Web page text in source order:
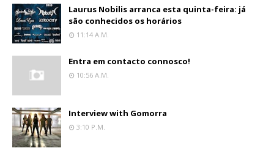
Laurus Nobilis arranca esta quinta-feira: já
são conhecidos os horários
11:14 A.m.
Entra em contacto connosco!
10:56 A.m.
Interview with Gomorra
3:10 P.m.